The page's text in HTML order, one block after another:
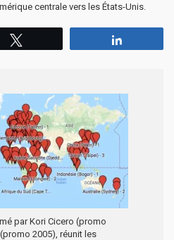
centrale vers les États-Unis.
par Kori Cicero (promo
2005), réunit les